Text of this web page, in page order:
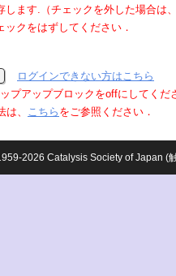
します.（チェックを外した場合は
クをはずしてください．
ログインできない方はこちら
プアップブロックをoffにしてくだ
、 こちら をご参照ください．
2026 Catalysis Society of Japan (